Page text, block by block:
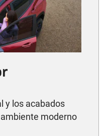
y los acabados
moderno